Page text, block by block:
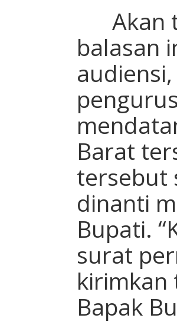
Akan
balasan
Barat
tersebut
dinanti
Bupati.
surat
kirimkan
Bapak